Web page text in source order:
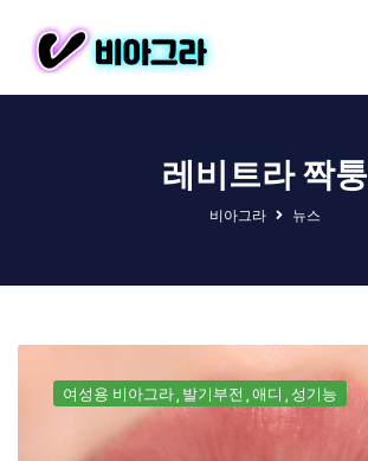
레비트라 짝퉁
비아그라 뉴스
여성용 비아그라 발기부전 애디 성기능